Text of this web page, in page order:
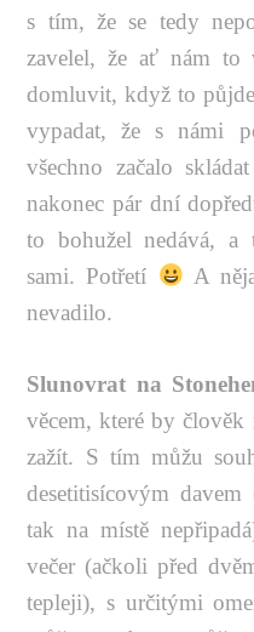
s tím, že se tedy
zavelel, že ať nám to
domluvit, když to
vypadat, že s námi
všechno začalo
nakonec pár dní
to bohužel nedává, a
sami. Potřetí
A
nevadilo.
Slunovrat na
věcem, které by
zažít. S tím můžu
desetitisícovým
tak na místě
večer (ačkoli před
tepleji), s určitými